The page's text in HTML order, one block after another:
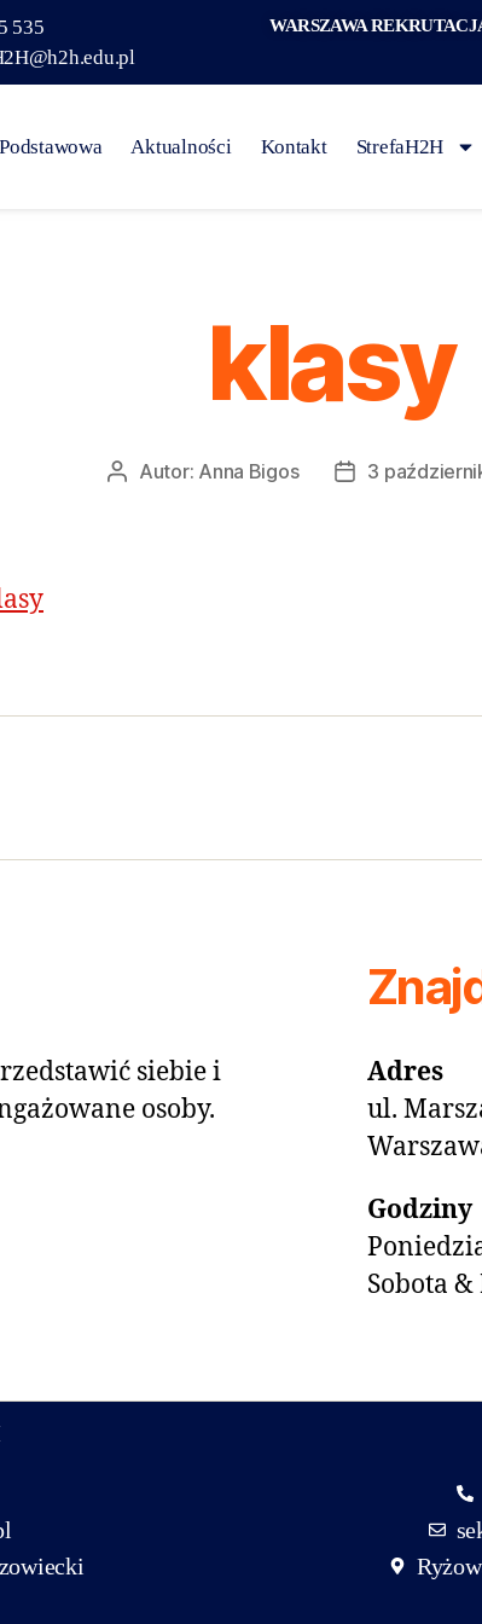
535
WARSZAWA
Aktualności Kontakt StrefaH2H
klasy
Autor: Anna Bigos 3
siebie i
osoby.
Adres
ul.
Godziny
Sobota